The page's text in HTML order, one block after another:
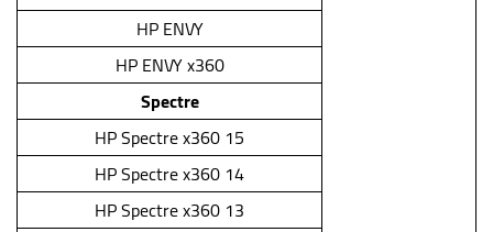
HP ENVY
HP ENVY x360
Spectre
HP Spectre x360 15
HP Spectre x360 14
HP Spectre x360 13